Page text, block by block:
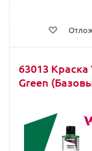
63013
Green